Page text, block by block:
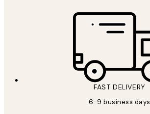
FAST DELIVERY
6-9 business days